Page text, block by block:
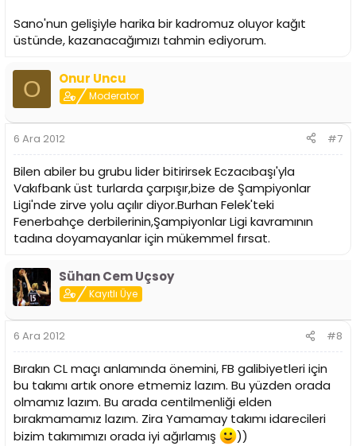
Sano'nun gelişiyle harika bir kadromuz oluyor kağıt
üstünde, kazanacağımızı tahmin ediyorum.
O Onur Uncu
Moderator
6 Ara 2012 #7
Bilen abiler bu grubu lider bitirirsek Eczacıbaşı'yla
Vakıfbank üst turlarda çarpışır,bize de Şampiyonlar
Ligi'nde zirve yolu açılır diyor.Burhan Felek'teki
Fenerbahçe derbilerinin,Şampiyonlar Ligi kavramının
tadına doyamayanlar için mükemmel fırsat.
Sühan Cem Uçsoy
Kayıtlı Üye
6 Ara 2012 #8
Bırakın CL maçı anlamında önemini, FB galibiyetleri için
bu takımı artık onore etmemiz lazım. Bu yüzden orada
olmamız lazım. Bu arada centilmenliği elden
bırakmamamız lazım. Zira Yamamay takımı idarecileri
bizim takımımızı orada iyi ağırlamış
))